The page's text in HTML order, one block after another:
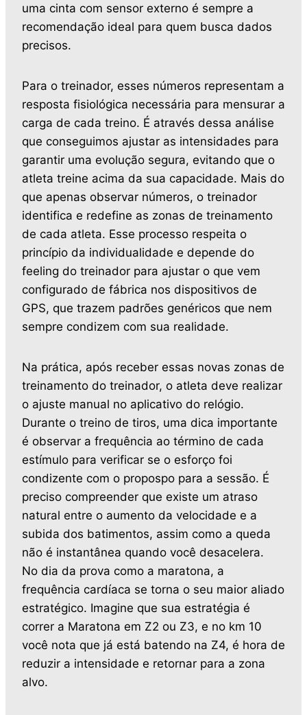
uma cinta com sensor externo é sempre a
recomendação ideal para quem busca dados
precisos.
Para o treinador, esses números representam a
resposta fisiológica necessária para mensurar a
carga de cada treino. É através dessa análise
que conseguimos ajustar as intensidades para
garantir uma evolução segura, evitando que o
atleta treine acima da sua capacidade. Mais do
que apenas observar números, o treinador
identifica e redefine as zonas de treinamento
de cada atleta. Esse processo respeita o
princípio da individualidade e depende do
feeling do treinador para ajustar o que vem
configurado de fábrica nos dispositivos de
GPS, que trazem padrões genéricos que nem
sempre condizem com sua realidade.
Na prática, após receber essas novas zonas de
treinamento do treinador, o atleta deve realizar
o ajuste manual no aplicativo do relógio.
Durante o treino de tiros, uma dica importante
é observar a frequência ao término de cada
estímulo para verificar se o esforço foi
condizente com o propospo para a sessão. É
preciso compreender que existe um atraso
natural entre o aumento da velocidade e a
subida dos batimentos, assim como a queda
não é instantânea quando você desacelera.
No dia da prova como a maratona, a
frequência cardíaca se torna o seu maior aliado
estratégico. Imagine que sua estratégia é
correr a Maratona em Z2 ou Z3, e no km 10
você nota que já está batendo na Z4, é hora de
reduzir a intensidade e retornar para a zona
alvo.